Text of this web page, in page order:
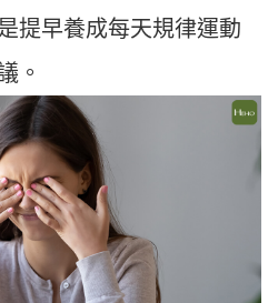
提早養成每天規律運動
。